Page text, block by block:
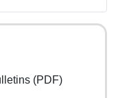
(PDF)